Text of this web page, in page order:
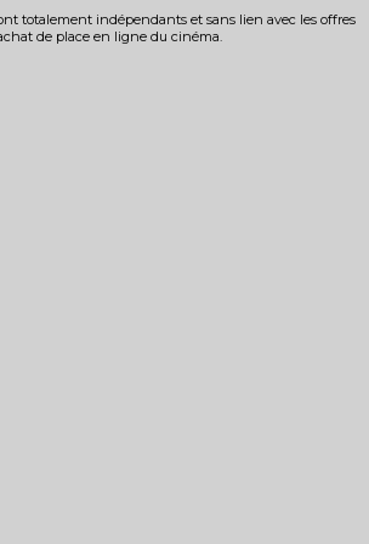
totalement indépendants et sans lien avec les offres
de place en ligne du cinéma.